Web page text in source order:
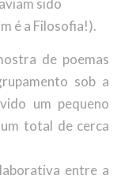
sido
é a Filosofia!).
de poemas
sob a
um pequeno
total de cerca
entre a